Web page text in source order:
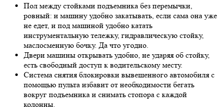
Пол между стойками подъемника без перемычки,
ровный: и машину удобно закатывать, если сама она уже
не едет, и под машиной удобно катать
инструментальную тележку, гидравлическую стойку,
маслосменную бочку. Да что угодно.
Двери машины открывать удобно, не ударяя об стойку,
есть свободный доступ к водительскому месту.
Система снятия блокировки вывешенного автомобиля с
помощью пульта избавит от необходимости бегать
вокруг подъемника и снимать стопора с каждой
колонны.